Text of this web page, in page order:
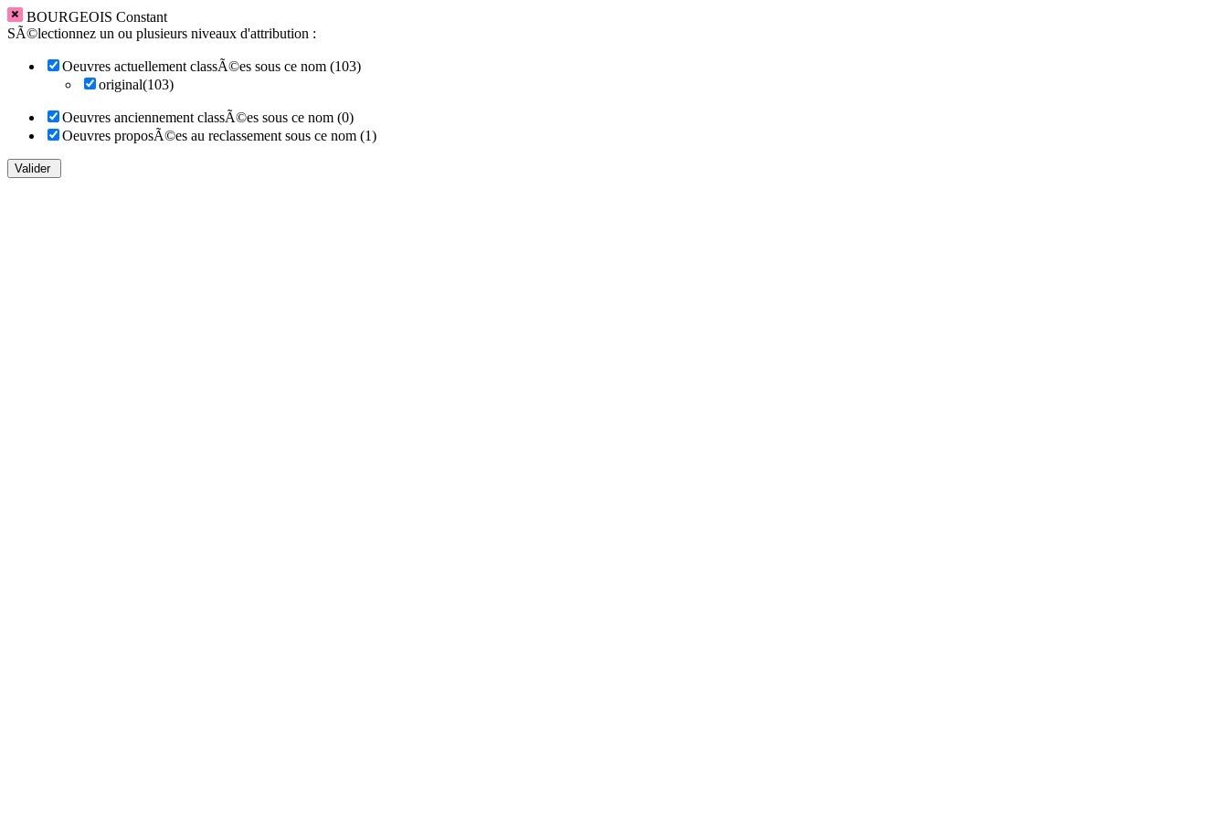
BOURGEOIS Constant
SÃ©lectionnez un ou plusieurs niveaux d'attribution :
Oeuvres actuellement classÃ©es sous ce nom (103)
original(103)
Oeuvres anciennement classÃ©es sous ce nom (0)
Oeuvres proposÃ©es au reclassement sous ce nom (1)
Valider